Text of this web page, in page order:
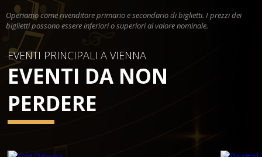
Operiamo come rivenditore primario e secondario di biglietti. I prezzi dei
biglietti possono essere inferiori o superiori al valore nominale.
EVENTI PRINCIPALI A VIENNA
EVENTI DA NON
PERDERE